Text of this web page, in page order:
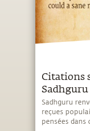
Citations
Sadhguru
Sadhguru
reçues
pensées dans